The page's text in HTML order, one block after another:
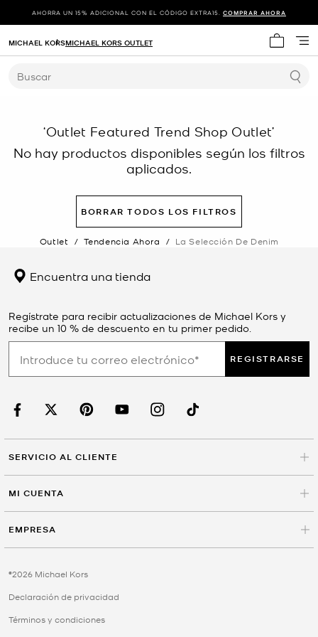
AHORRA UN 15% ADICIONAL CON EL CÓDIGO EXTRA15. COMPRAR AHORA
Mi
MICHAEL KORSMICHAEL KORS OUTLET
Buscar
‘Outlet Featured Trend Shop Outlet’
No hay productos disponibles según los filtros
aplicados.
BORRAR TODOS LOS FILTROS
Outlet / Tendencia Ahora / La Selección De Denim
Encuentra una tienda
Regístrate para recibir actualizaciones de Michael Kors y
recibe un 10 % de descuento en tu primer pedido.
REGISTRARSE
SERVICIO AL CLIENTE
MI CUENTA
EMPRESA
©2026 Michael Kors
Declaración de privacidad
Términos y condiciones